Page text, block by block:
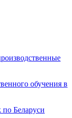
обучения в
по Беларуси